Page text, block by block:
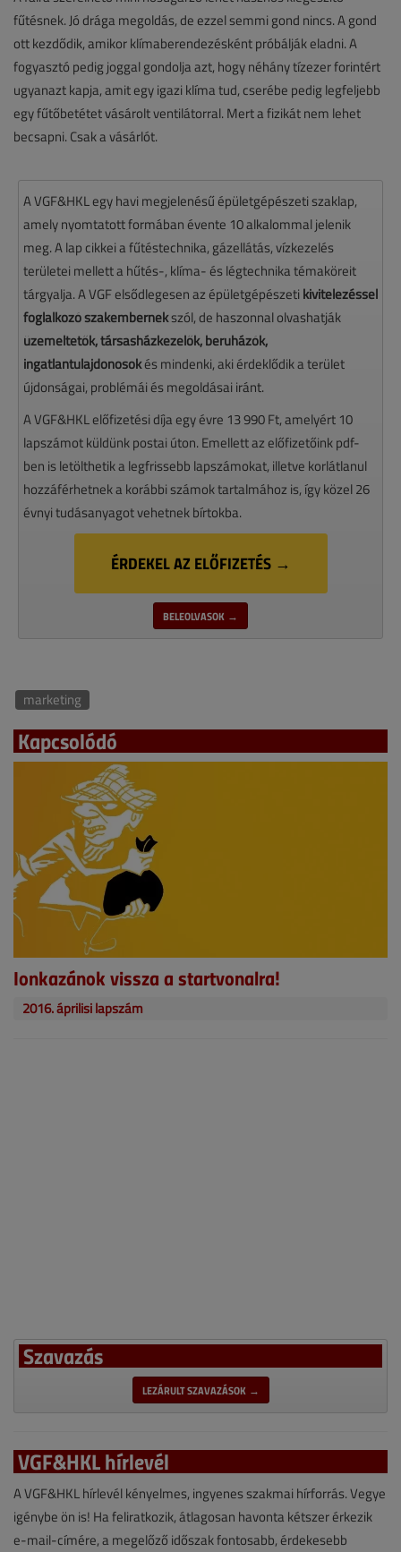
fűtésnek. Jó drága megoldás, de ezzel semmi gond nincs. A gond
ott kezdődik, amikor klímaberendezésként próbálják eladni. A
fogyasztó pedig joggal gondolja azt, hogy néhány tízezer forintért
ugyanazt kapja, amit egy igazi klíma tud, cserébe pedig legfeljebb
egy fűtőbetétet vásárolt ventilátorral. Mert a fizikát nem lehet
becsapni. Csak a vásárlót.
A VGF&HKL egy havi megjelenésű épületgépészeti szaklap,
amely nyomtatott formában évente 10 alkalommal jelenik
meg. A lap cikkei a fűtéstechnika, gázellátás, vízkezelés
területei mellett a hűtés-, klíma- és légtechnika témaköreit
tárgyalja. A VGF elsődlegesen az épületgépészeti kivitelezéssel
foglalkozó szakembernekszól, de haszonnal olvashatják
üzemeltetők, társasházkezelők, beruházók,
ingatlantulajdonosokés mindenki, aki érdeklődik a terület
újdonságai, problémái és megoldásai iránt.
A VGF&HKL előfizetési díja egy évre 13 990 Ft, amelyért 10
lapszámot küldünk postai úton. Emellett az előfizetőink pdf-
ben is letölthetik a legfrissebb lapszámokat, illetve korlátlanul
hozzáférhetnek a korábbi számok tartalmához is, így közel 26
évnyi tudásanyagot vehetnek bírtokba.
ÉRDEKEL AZ ELŐFIZETÉS →
BELEOLVASOK →
marketing
Kapcsolódó
Ionkazánok vissza a startvonalra!
2016. áprilisi lapszám
Szavazás
LEZÁRULT SZAVAZÁSOK →
VGF&HKL hírlevél
A VGF&HKL hírlevél kényelmes, ingyenes szakmai hírforrás. Vegye
igénybe ön is! Ha feliratkozik, átlagosan havonta kétszer érkezik
e-mail-címére, a megelőző időszak fontosabb, érdekesebb